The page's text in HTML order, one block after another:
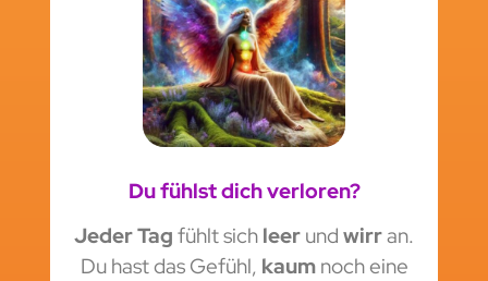
Du fühlst dich verloren?
Jeder Tag fühlt sich leer und wirran.
Du hast das Gefühl, kaum noch eine